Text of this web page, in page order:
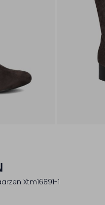
Xtm16891-1